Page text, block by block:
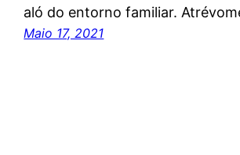
aló do entorno familiar.
Maio 17, 2021